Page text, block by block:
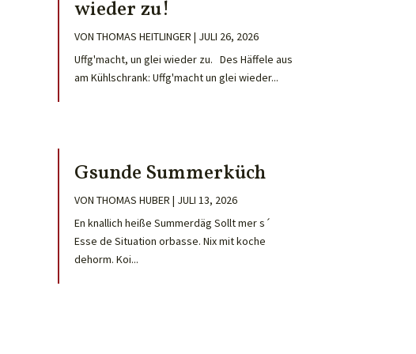
wieder zu!
VON THOMAS HEITLINGER | JULI 26, 2026
Uffg'macht, un glei wieder zu. Des Häffele aus
am Kühlschrank: Uffg'macht un glei wieder...
Gsunde Summerküch
VON THOMAS HUBER | JULI 13, 2026
En knallich heiße Summerdäg Sollt mer s´
Esse de Situation orbasse. Nix mit koche
dehorm. Koi...